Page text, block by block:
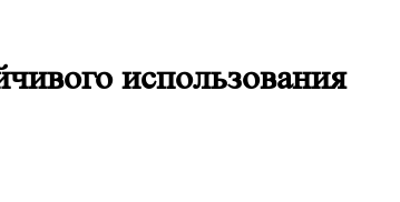
использования